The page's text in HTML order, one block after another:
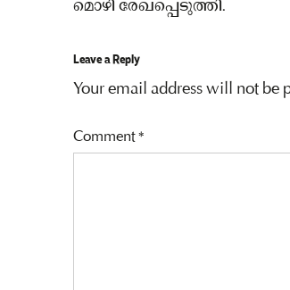
മൊഴി രേഖപ്പെടുത്തി.
Leave a Reply
Your email address will not be
Comment*